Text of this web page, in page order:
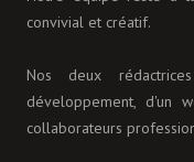
convivial et créatif.
Nos deux
développement, d'un
collaborateurs